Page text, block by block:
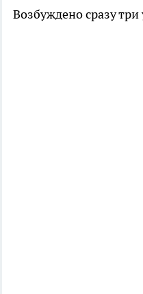
Возбуждено сразу